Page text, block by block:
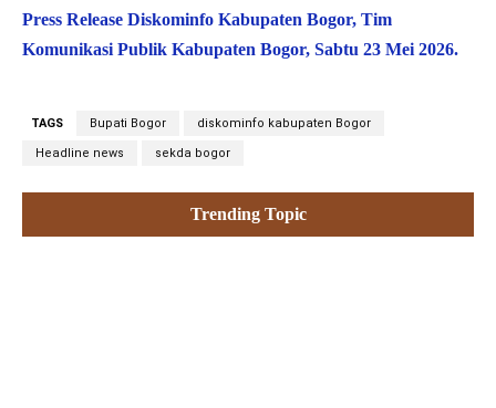
Press Release Diskominfo Kabupaten Bogor, Tim
Komunikasi Publik Kabupaten Bogor, Sabtu 23 Mei 2026.
TAGS Bupati Bogor diskominfo kabupaten Bogor
Headline news sekda bogor
Trending Topic